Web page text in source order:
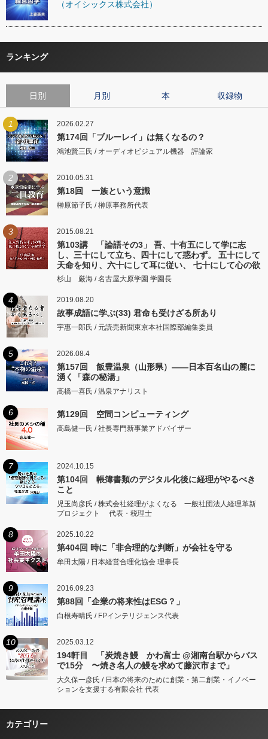
（オイシックス株式会社）
ランキング
日別 月別 本 収録物
1 2026.02.27
第174回「ブルーレイ」は無くなるの？
鴻池賢三氏 / オーディオビジュアル機器 評論家
2 2010.05.31
第18回 一族という意識
榊原節子氏 / 榊原事務所代表
3 2015.08.21
第103講 「論語その3」 吾、十有五にして学に志
し、三十にして立ち、四十にして惑わず。 五十にして
天命を知り、六十にして耳に従い、 七十にして心の欲
するところに従いて矩をこえず。
杉山 厳海 / 名古屋大原学園 学園長
4 2019.08.20
故事成語に学ぶ(33) 君命も受けざる所あり
宇惠一郎氏 / 元読売新聞東京本社国際部編集委員
5 2026.08.4
第157回 飯豊温泉（山形県）――日本百名山の麓に
湧く「森の秘湯」
高橋一喜氏 / 温泉アナリスト
6 第129回 空間コンピューティング
高島健一氏 / 社長専門新事業アドバイザー
7 2024.10.15
第104回 帳簿書類のデジタル化後に経理がやるべき
こと
児玉尚彦氏 / 株式会社経理がよくなる 一般社団法人経理革新
プロジェクト 代表・税理士
8 2025.10.22
第404回 時に「非合理的な判断」が会社を守る
牟田太陽 / 日本経営合理化協会 理事長
9 2016.09.23
第88回「企業の将来性はESG？」
白根寿晴氏 / FPインテリジェンス代表
10 2025.03.12
194軒目 「炭焼き鰻 かわ富士 @湘南台駅からバス
で15分 〜焼き名人の鰻を求めて藤沢市まで」
大久保一彦氏 / 日本の将来のために創業・第二創業・イノベー
ションを支援する有限会社 代表
カテゴリー